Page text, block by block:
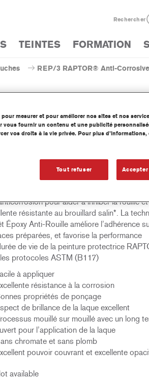
Rechercher
TEINTES FORMATION
REP/3 RAPTOR® Anti-
Anti-
est un primaire 2K haute performance,
sous la peinture protectrice RAPTOR. Il
pour aider à inhiber la rouille
résistante au brouillard salin*. La
Époxy Anti-Rouille améliore l’adhérence
préparées, et favorise la performance
de vie de la peinture protectrice
protocoles ASTM (B117)
à appliquer
résistance à la corrosion
propriétés de ponçage
de brillance de la laque excellent
mouillé sur mouillé avec un long
pour l’application de la laque
chromate et sans plomb
pouvoir couvrant et excellente
available
mesurer et pour améliorer nos sites et nos
vous fournir un contenu et une publicité
vos droits à la vie privée. Pour plus
Tout refuser